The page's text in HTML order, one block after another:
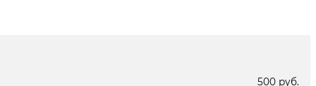
500 руб.